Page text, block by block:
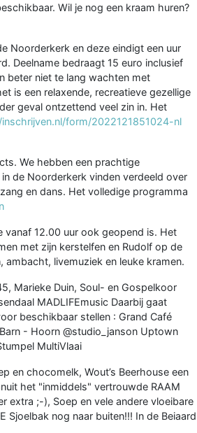
Wil je nog een kraam huren?
Noorderkerk en deze eindigt een uur
Deelname bedraagt 15 euro inclusief
beter niet te lang wachten met
is een relaxende, recreatieve gezellige
geval ontzettend veel zin in. Het
form/2022121851024-nl
We hebben een prachtige
de Noorderkerk vinden verdeeld over
en dans. Het volledige programma
vanaf 12.00 uur ook geopend is. Het
met zijn kerstelfen en Rudolf op de
livemuziek en leuke kramen.
Marieke Duin, Soul- en Gospelkoor
MADLIFEmusic Daarbij gaat
beschikbaar stellen : Grand Café
- Hoorn @studio_janson Uptown
MultiVlaai
en chocomelk, Wout’s Beerhouse een
het "inmiddels" vertrouwde RAAM
extra ;-), Soep en vele andere vloeibare
Sjoelbak nog naar buiten!!! In de Beiaard